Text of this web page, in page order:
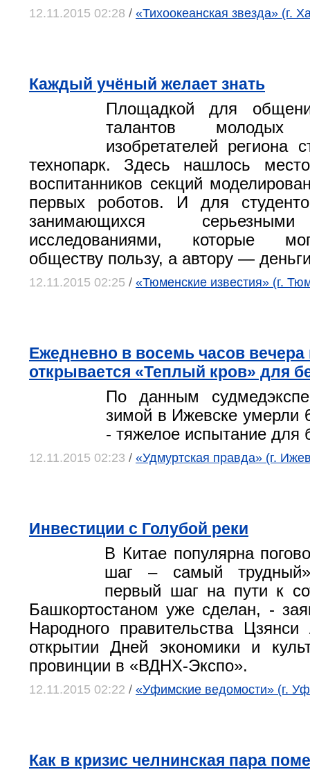
12.11.2015 02:28 / «Тихоокеанская звезда» (г.
Каждый учёный желает знать
Площадкой для
талантов
изобретателей региона
технопарк. Здесь нашлось
воспитанников секций
первых роботов. И для
занимающихся
исследованиями, которые
обществу пользу, а автору —
12.11.2015 02:25 / «Тюменские известия» (г.
Ежедневно в восемь часов вeчера
открывается «Теплый кров» для
По данным
зимой в Ижевске умерли
- тяжелое испытание для
12.11.2015 02:23 / «Удмуртская правда» (г.
Инвестиции с Голубой реки
В Китае популярна
шаг – самый
первый шаг на пути к
Башкортостаном уже сделан, -
Народного правительства
открытии Дней экономики и
провинции в «ВДНХ-Экспо».
12.11.2015 02:22 / «Уфимские ведомости» (г.
Как в кризис челнинская пара